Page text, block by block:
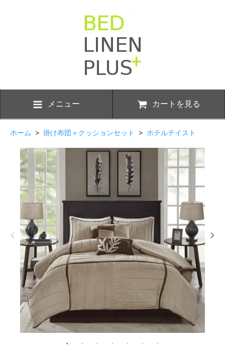
メニュー カートを見る
ホーム > 掛け布団＋クッションセット > ホテルテイスト